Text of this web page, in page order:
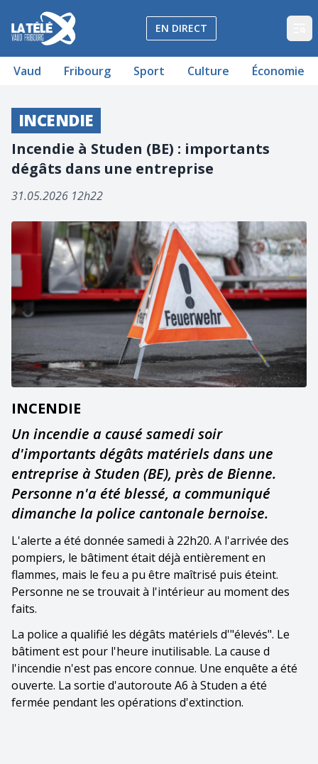
La Télé - Télévision régionale Vaud et Fribourg
EN DIRECT
Vaud Fribourg Sport Culture Économie
INCENDIE
Incendie à Studen (BE) : importants
dégâts dans une entreprise
31.05.2026 12h22
INCENDIE
Un incendie a causé samedi soir
d'importants dégâts matériels dans une
entreprise à Studen (BE), près de Bienne.
Personne n'a été blessé, a communiqué
dimanche la police cantonale bernoise.
L'alerte a été donnée samedi à 22h20. A l'arrivée des
pompiers, le bâtiment était déjà entièrement en
flammes, mais le feu a pu être maîtrisé puis éteint.
Personne ne se trouvait à l'intérieur au moment des
faits.
La police a qualifié les dégâts matériels d'"élevés". Le
bâtiment est pour l'heure inutilisable. La cause d
l'incendie n'est pas encore connue. Une enquête a été
ouverte. La sortie d'autoroute A6 à Studen a été
fermée pendant les opérations d'extinction.